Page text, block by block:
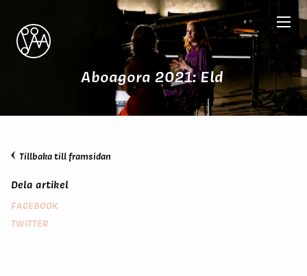
Aboagora 2021: Eld
Tillbaka till framsidan
Dela artikel
FACEBOOK
TWITTER